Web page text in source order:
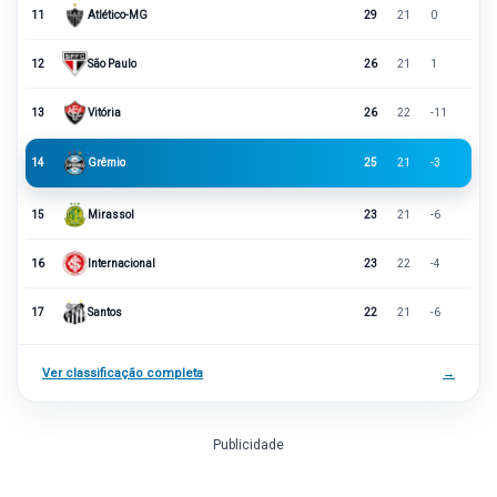
11 Atlético-MG 29 21 0
12 São Paulo 26 21 1
13 Vitória 26 22 -11
14 Grêmio 25 21 -3
15 Mirassol 23 21 -6
16 Internacional 23 22 -4
17 Santos 22 21 -6
Ver classificação completa →
Publicidade